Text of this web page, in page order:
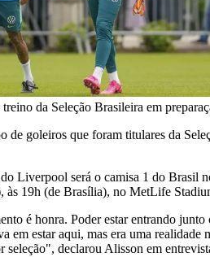
da Seleção Brasileira em
de goleiros que foram titulares da
Liverpool será o camisa 1 do Brasil
19h (de Brasília), no MetLife
é honra. Poder estar entrando
em estar aqui, mas era uma
seleção", declarou Alisson em